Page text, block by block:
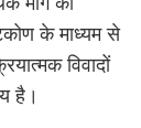
के माध्यम से
विवादों
है।